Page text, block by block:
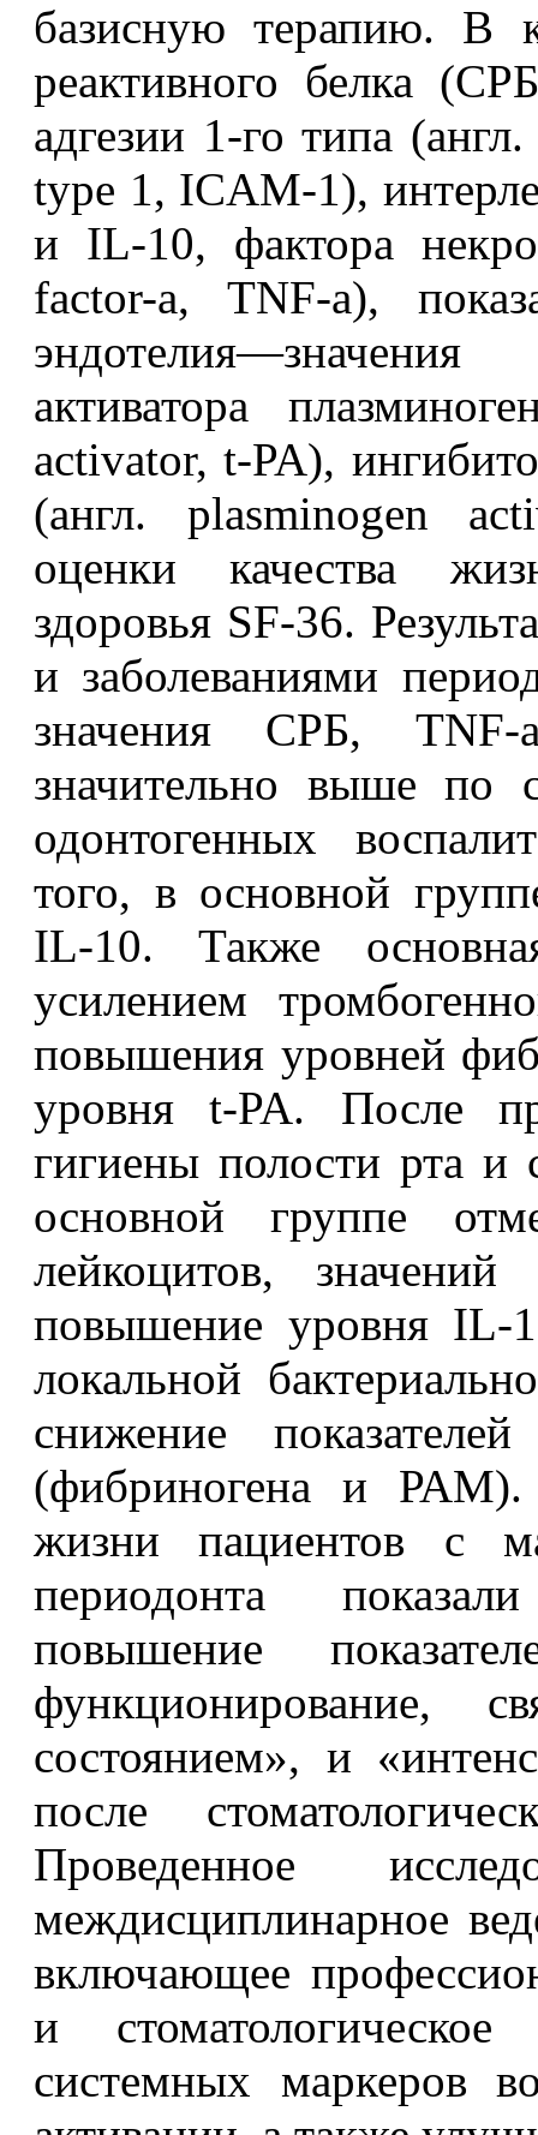
базисную терапию. В
реактивного белка
адгезии 1-го типа
type 1, ICAM-1),
и IL-10, фактора
factor-а, TNF-а),
активатора
activator, t-PA),
(англ. plasminogen
оценки качества
здоровья SF-36.
и заболеваниями
значения СРБ,
значительно выше по
одонтогенных
того, в основной
IL-10. Также
усилением
повышения уровней
уровня t-PA. После
гигиены полости рта и
основной группе
лейкоцитов,
повышение уровня IL-
локальной
снижение
(фибриногена и РАМ).
жизни пациентов с
периодонта
повышение
функционирование,
состоянием», и
после
Проведенное
междисциплинарное
включающее
и
системных маркеров